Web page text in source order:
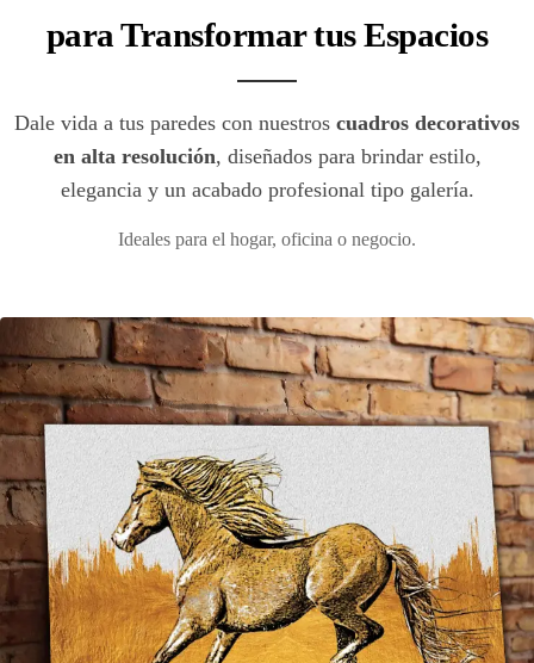
para Transformar tus Espacios
Dale vida a tus paredes con nuestros cuadros decorativos
en alta resolución, diseñados para brindar estilo,
elegancia y un acabado profesional tipo galería.
Ideales para el hogar, oficina o negocio.